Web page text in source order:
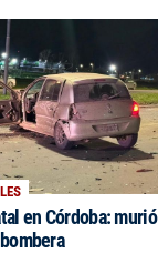
en Córdoba: murió